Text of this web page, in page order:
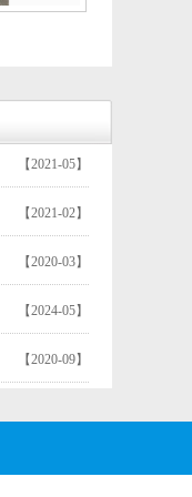
【2021-05】
【2021-02】
【2020-03】
【2024-05】
【2020-09】